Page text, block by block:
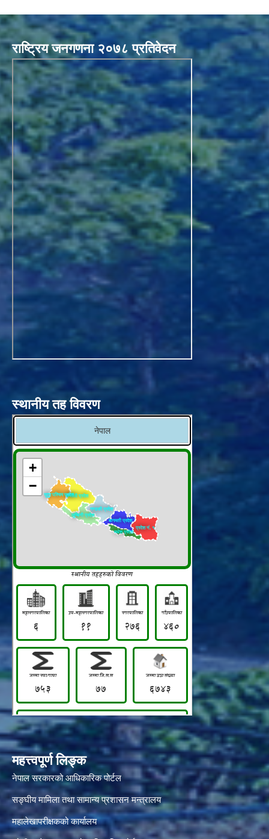
राष्ट्रिय जनगणना २०७८ प्रतिवेदन
स्थानीय तह विवरण
महत्त्वपूर्ण लिङ्क
नेपाल सरकारको आधिकारिक पोर्टल
सङ्‍घीय मामिला तथा सामान्य प्रशासन मन्त्रालय
महालेखापरीक्षकको कार्यालय